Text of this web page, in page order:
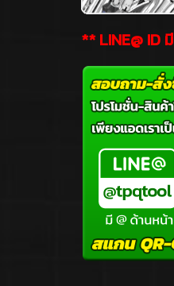
** LINE@ ID มี